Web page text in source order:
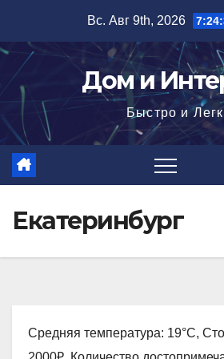
содержимому
Вс. Авг 9th, 2026
Дом и
Быстро и
Екатеринбург
Средняя температура: 19°C,